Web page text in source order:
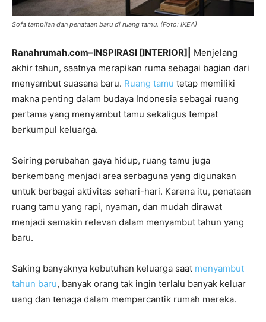
Sofa tampilan dan penataan baru di ruang tamu. (Foto: IKEA)
Ranahrumah.com–INSPIRASI [INTERIOR]|
Menjelang
akhir tahun, saatnya merapikan ruma sebagai bagian dari
menyambut suasana baru. Ruang tamu tetap memiliki
makna penting dalam budaya Indonesia sebagai ruang
pertama yang menyambut tamu sekaligus tempat
berkumpul keluarga.
Seiring perubahan gaya hidup, ruang tamu juga
berkembang menjadi area serbaguna yang digunakan
untuk berbagai aktivitas sehari-hari. Karena itu, penataan
ruang tamu yang rapi, nyaman, dan mudah dirawat
menjadi semakin relevan dalam menyambut tahun yang
baru.
Saking banyaknya kebutuhan keluarga saat menyambut
tahun baru, banyak orang tak ingin terlalu banyak keluar
uang dan tenaga dalam mempercantik rumah mereka.